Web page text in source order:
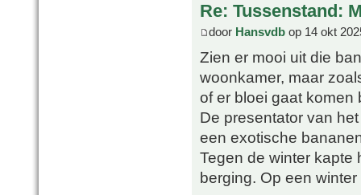
Re: Tussenstand:
door Hansvdb op 14 okt
Zien er mooi uit die
woonkamer, maar
of er bloei gaat komen
De presentator van
een exotische
Tegen de winter kapte
berging. Op een